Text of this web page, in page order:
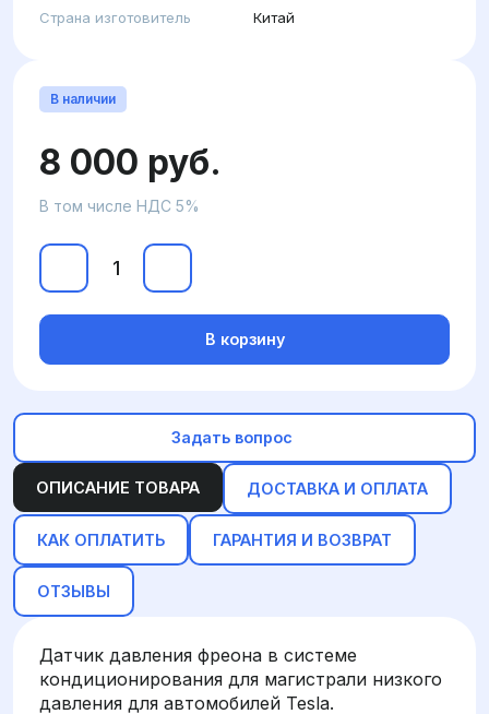
Страна изготовитель
Китай
ОПИСАНИЕ ТОВАРА ДОСТАВКА И ОПЛАТА
КАК ОПЛАТИТЬ ГАРАНТИЯ И ВОЗВРАТ
ОТЗЫВЫ
Датчик давления фреона в системе
кондиционирования для магистрали низкого
давления для автомобилей Tesla.
В наличии
8 000 руб.
В том числе НДС 5%
В корзину
Задать вопрос